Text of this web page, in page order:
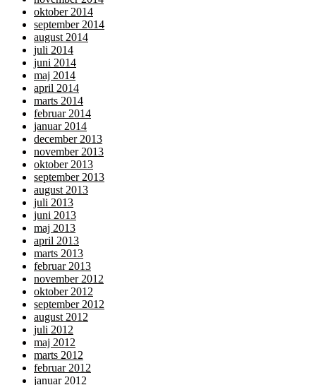
oktober 2014
september 2014
august 2014
juli 2014
juni 2014
maj 2014
april 2014
marts 2014
februar 2014
januar 2014
december 2013
november 2013
oktober 2013
september 2013
august 2013
juli 2013
juni 2013
maj 2013
april 2013
marts 2013
februar 2013
november 2012
oktober 2012
september 2012
august 2012
juli 2012
maj 2012
marts 2012
februar 2012
januar 2012